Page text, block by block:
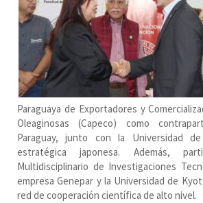
Paraguaya de Exportadores y
Oleaginosas (Capeco) como
Paraguay, junto con la Universidad
estratégica japonesa. Además,
Multidisciplinario de Investigaciones
empresa Genepar y la Universidad de
red de cooperación científica de alto nivel.